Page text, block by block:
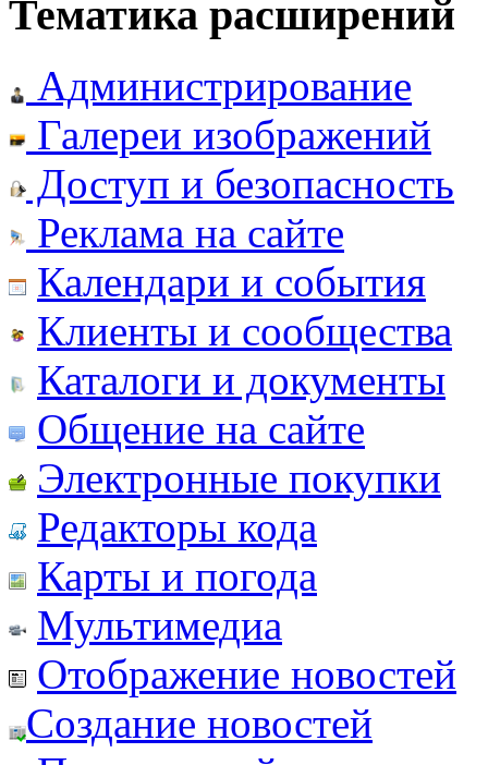
Тематика расширений
Администрирование
Галереи изображений
Доступ и безопасность
Реклама на сайте
Календари и события
Клиенты и сообщества
Каталоги и документы
Общение на сайте
Электронные покупки
Редакторы кода
Карты и погода
Мультимедиа
Отображение новостей
Создание новостей